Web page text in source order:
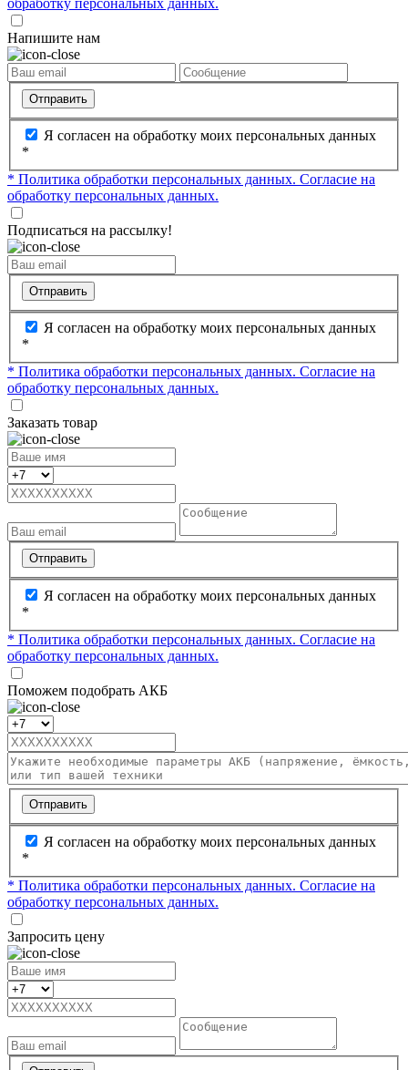
обработку персональных данных.
Напишите нам
Отправить
Я согласен на обработку моих персональных данных
*
* Политика обработки персональных данных. Согласие на
обработку персональных данных.
Подписаться на рассылку!
Отправить
Я согласен на обработку моих персональных данных
*
* Политика обработки персональных данных. Согласие на
обработку персональных данных.
Заказать товар
Отправить
Я согласен на обработку моих персональных данных
*
* Политика обработки персональных данных. Согласие на
обработку персональных данных.
Поможем подобрать АКБ
Отправить
Я согласен на обработку моих персональных данных
*
* Политика обработки персональных данных. Согласие на
обработку персональных данных.
Запросить цену